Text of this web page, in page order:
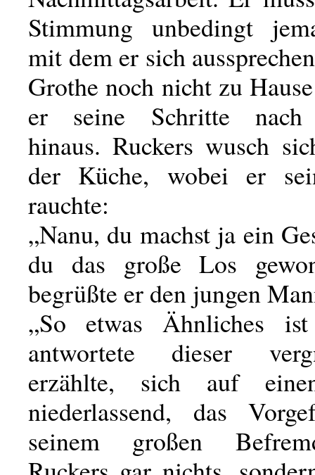
Stimmung unbedingt
mit dem er sich
Grothe noch nicht zu
er seine Schritte nach
hinaus. Ruckers wusch
der Küche, wobei er
rauchte:
„Nanu, du machst ja ein
du das große Los
begrüßte er den jungen
„So etwas Ähnliches
antwortete dieser
erzählte, sich auf
niederlassend, das
seinem großen